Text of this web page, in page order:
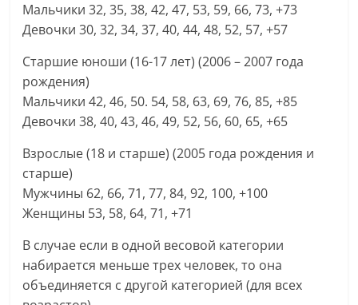
Мальчики 32, 35, 38, 42, 47, 53, 59, 66, 73, +73
Девочки 30, 32, 34, 37, 40, 44, 48, 52, 57, +57
Старшие юноши (16-17 лет) (2006 – 2007 года
рождения)
Мальчики 42, 46, 50. 54, 58, 63, 69, 76, 85, +85
Девочки 38, 40, 43, 46, 49, 52, 56, 60, 65, +65
Взрослые (18 и старше) (2005 года рождения и
старше)
Мужчины 62, 66, 71, 77, 84, 92, 100, +100
Женщины 53, 58, 64, 71, +71
В случае если в одной весовой категории
набирается меньше трех человек, то она
объединяется с другой категорией (для всех